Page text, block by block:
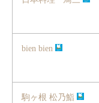
bien bien
駒ヶ根 松乃鮨